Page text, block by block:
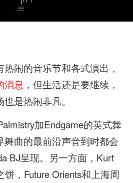
闹的音乐节和各式演出，
消息 ，但生活还是要继续，
是热闹非凡。
加Endgame的英式舞
舞曲的最前沿声音到时都会
BJ呈现。另一方面，Kurt
，Future Orients和上海周